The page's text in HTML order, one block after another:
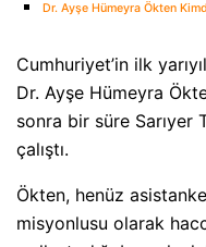
Dr. Ayşe Hümeyra Ökten
Cumhuriyet’in ilk
Dr. Ayşe Hümeyra
sonra bir süre Sarıyer
çalıştı.
Ökten, henüz
misyonlusu olarak